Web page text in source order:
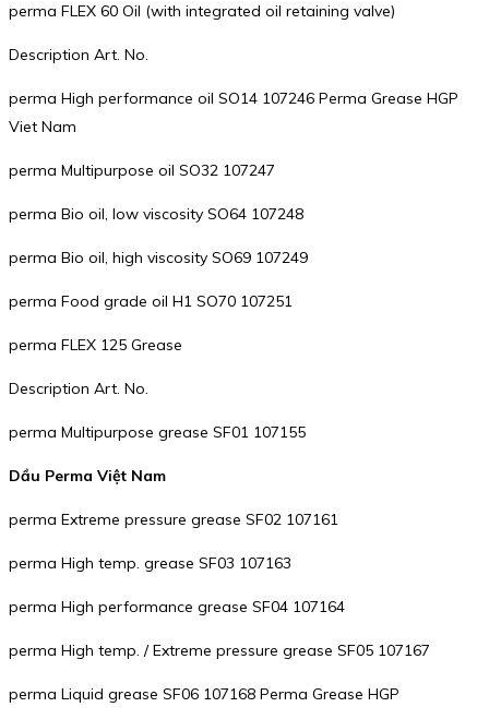
perma FLEX 60 Oil (with integrated oil retaining valve)
Description Art. No.
perma High performance oil SO14 107246 Perma Grease HGP
Viet Nam
perma Multipurpose oil SO32 107247
perma Bio oil, low viscosity SO64 107248
perma Bio oil, high viscosity SO69 107249
perma Food grade oil H1 SO70 107251
perma FLEX 125 Grease
Description Art. No.
perma Multipurpose grease SF01 107155
Dầu Perma Việt Nam
perma Extreme pressure grease SF02 107161
perma High temp. grease SF03 107163
perma High performance grease SF04 107164
perma High temp. / Extreme pressure grease SF05 107167
perma Liquid grease SF06 107168 Perma Grease HGP